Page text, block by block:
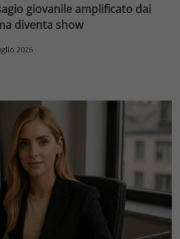
giovanile amplificato dai
diventa show
2026